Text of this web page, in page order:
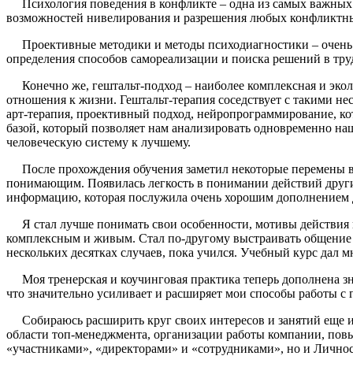
Психология поведения в конфликте – одна из самых
возможностей нивелирования и разрешения любых
Проективные методики и методы психодиагностики –
определения способов самореализации и поиска решений в
Конечно же, гештальт-подход – наиболее комплексная и
отношения к жизни. Гештальт-терапия соседствует с такими
арт-терапия, проективный подход, нейропрограммирование,
базой, который позволяет нам анализировать одновременно
человеческую систему к лучшему.
После прохождения обучения заметил некоторые
понимающим. Появилась легкость в понимании действий
информацию, которая послужила очень хорошим
Я стал лучше понимать свои особенности, мотивы
комплексным и живым. Стал по-другому выстраивать
нескольких десятках случаев, пока учился. Учебный курс дал
Моя тренерская и коучинговая практика теперь дополнена
что значительно усиливает и расширяет мои способы работы
Собираюсь расширить круг своих интересов и занятий еще
области топ-менеджмента, организации работы компании,
«участниками», «директорами» и «сотрудниками», но и